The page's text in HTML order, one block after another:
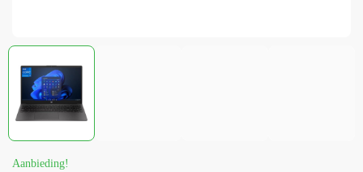
Aanbieding!